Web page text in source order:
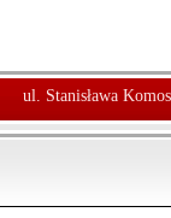
ul. Stanisława